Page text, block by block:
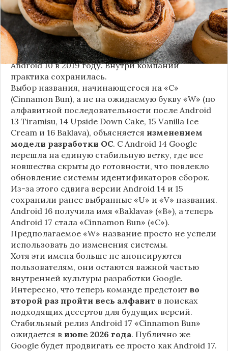
Это решение продолжает знаменитую традицию
Google называть версии Android в честь
сладостей и десертов (Cupcake, Donut, KitKat и
т.д.), хотя компанияпрекратила публично
использовать эти именас момента выхода
Android 10 в 2019 году. Внутри компании
практика сохранилась.
Выбор названия, начинающегося на «C»
(Cinnamon Bun), а не на ожидаемую букву «W» (по
алфавитной последовательности после Android
13 Tiramisu, 14 Upside Down Cake, 15 Vanilla Ice
Cream и 16 Baklava), объясняется изменением
модели разработки ОС. С Android 14 Google
перешла на единую стабильную ветку, где все
новшества скрыты до готовности, что повлекло
обновление системы идентификаторов сборок.
Из-за этого сдвига версии Android 14 и 15
сохранили ранее выбранные «U» и «V» названия.
Android 16 получила имя «Baklava» («B»), а теперь
Android 17 стала «Cinnamon Bun» («C»).
Предполагаемое «W» название просто не успели
использовать до изменения системы.
Хотя эти имена больше не анонсируются
пользователям, они остаются важной частью
внутренней культуры разработки Google.
Интересно, что теперь команде предстоит во
второй раз пройти весь алфавит в поисках
подходящих десертов для будущих версий.
Стабильный релиз Android 17 «Cinnamon Bun»
ожидается в июне 2026 года. Публично же
Google будет продвигать ее просто как Android 17.